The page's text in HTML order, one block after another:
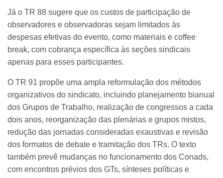
Já o TR 88 sugere que os custos de participação de
observadores e observadoras sejam limitados às
despesas efetivas do evento, como materiais e coffee
break, com cobrança específica às seções sindicais
apenas para esses participantes.
O TR 91 propõe uma ampla reformulação dos métodos
organizativos do sindicato, incluindo planejamento bianual
dos Grupos de Trabalho, realização de congressos a cada
dois anos, reorganização das plenárias e grupos mistos,
redução das jornadas consideradas exaustivas e revisão
dos formatos de debate e tramitação dos TRs. O texto
também prevê mudanças no funcionamento dos Conads,
com encontros prévios dos GTs, sínteses políticas e